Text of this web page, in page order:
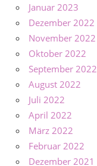
Januar 2023
Dezember 2022
November 2022
Oktober 2022
September 2022
August 2022
Juli 2022
April 2022
März 2022
Februar 2022
Dezember 2021